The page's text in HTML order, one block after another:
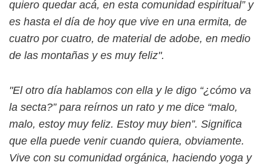
quiero quedar acá, en esta comunidad espiritual” y
es hasta el día de hoy que vive en una ermita, de
cuatro por cuatro, de material de adobe, en medio
de las montañas y es muy feliz".
"El otro día hablamos con ella y le digo “¿cómo va
la secta?” para reírnos un rato y me dice “malo,
malo, estoy muy feliz. Estoy muy bien”. Significa
que ella puede venir cuando quiera, obviamente.
Vive con su comunidad orgánica, haciendo yoga y